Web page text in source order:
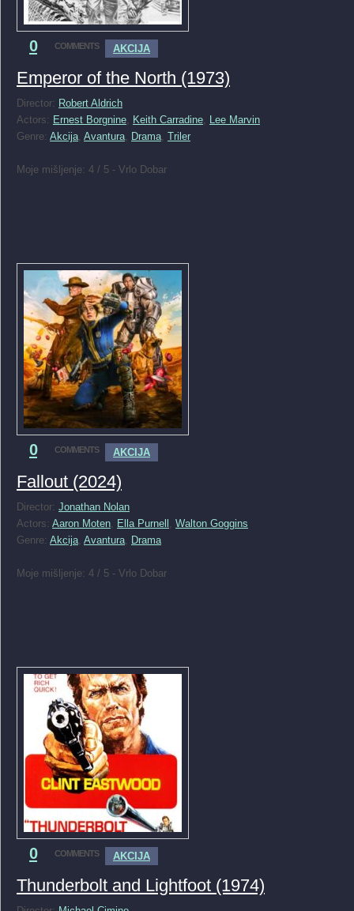
0 COMMENTS AKCIJA
Emperor of the North (1973)
Director: Robert Aldrich
Actors: Ernest Borgnine Keith Carradine
Lee Marvin
Genre: Akcija Avantura Drama Triler
Moje mišljenje: 4 / 5 - Vrlo Dobar
0 COMMENTS AKCIJA
Fallout (2024)
Director: Jonathan Nolan
Actors: Aaron Moten Ella Purnell
Walton Goggins
Genre: Akcija Avantura Drama
Moje mišljenje: 4 / 5 - Vrlo Dobar
0 COMMENTS AKCIJA
Thunderbolt and Lightfoot (1974)